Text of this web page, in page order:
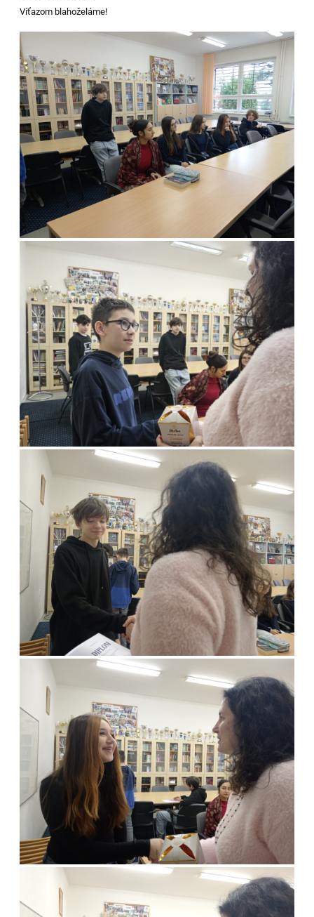
Víťazom blahoželáme!